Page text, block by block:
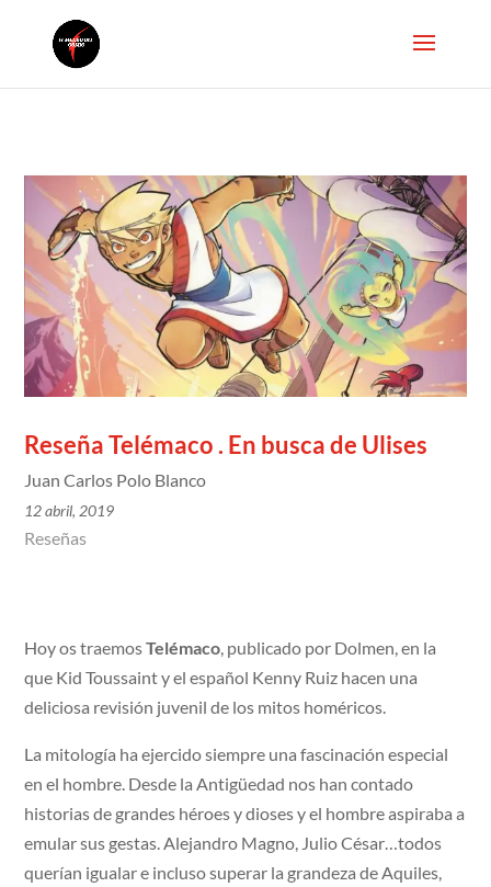
Reseña Telémaco . En busca de Ulises
Juan Carlos Polo Blanco
12 abril, 2019
Reseñas
Hoy os traemosTelémaco , publicado por Dolmen, en la
que Kid Toussaint y el español Kenny Ruiz hacen una
deliciosa revisión juvenil de los mitos homéricos.
La mitología ha ejercido siempre una fascinación especial
en el hombre. Desde la Antigüedad nos han contado
historias de grandes héroes y dioses y el hombre aspiraba a
emular sus gestas. Alejandro Magno, Julio César…todos
querían igualar e incluso superar la grandeza de Aquiles,